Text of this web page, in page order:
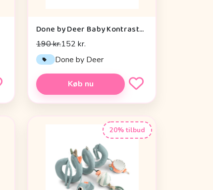
Done by Deer Baby Kontrastkortholder - Tiny Farm - Grøn
190 kr.152 kr.
Done by Deer
Køb nu
20% tilbud